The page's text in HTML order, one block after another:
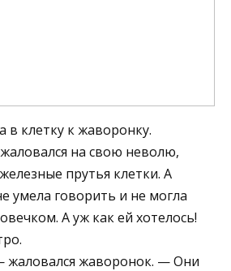
клетку к жаворонку.
на свою неволю,
прутья клетки. А
умела говорить и не могла
А уж как ей хотелось!
жаворонок. — Они